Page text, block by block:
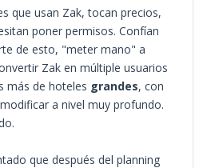
que usan Zak, tocan precios,
poner permisos. Confían
de esto, "meter mano" a
Zak en múltiple usuarios
más de hoteles grandes, con
a nivel muy profundo.
que después del planning